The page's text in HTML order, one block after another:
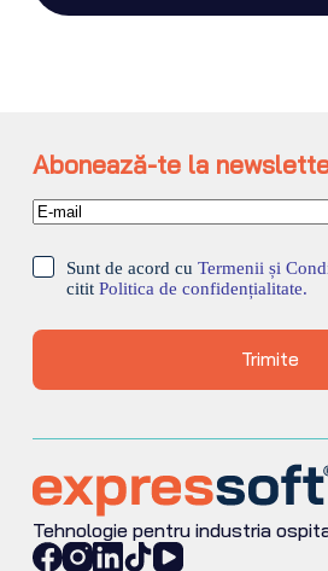
Abonează-te la
Sunt de acord cu Termenii și
citit Politica de confidențialitate.
Trimite
Tehnologie pentru industria